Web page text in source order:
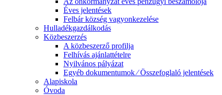
Éves jelentések
Felbár község vagyonkezelése
Hulladékgazdálkodás
Közbeszerzés
A közbeszerző profilja
Felhívás ajánlattételre
Nyilvános pályázat
Egyéb dokumentumok ⁄ Összefoglaló jelentések
Alapiskola
Óvoda